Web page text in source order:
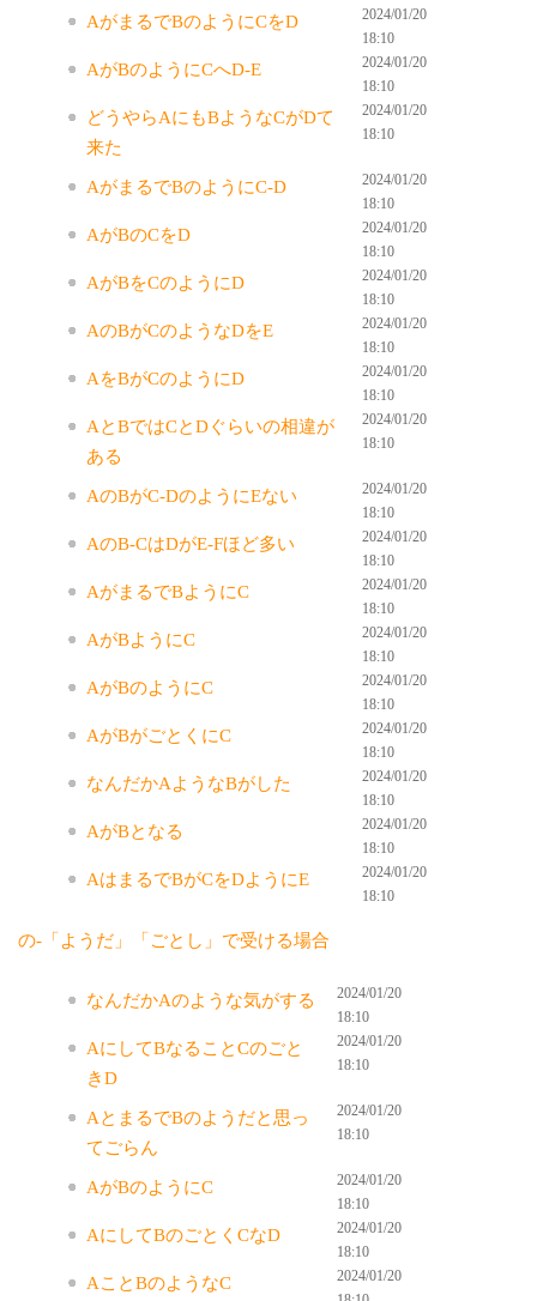
AがまるでBのようにCをD
2024/01/20
18:10
AがBのようにCへD-E
2024/01/20
18:10
どうやらAにもBようなCがDて
来た
2024/01/20
18:10
AがまるでBのようにC-D
2024/01/20
18:10
AがBのCをD
2024/01/20
18:10
AがBをCのようにD
2024/01/20
18:10
AのBがCのようなDをE
2024/01/20
18:10
AをBがCのようにD
2024/01/20
18:10
AとBではCとDぐらいの相違が
ある
2024/01/20
18:10
AのBがC-DのようにEない
2024/01/20
18:10
AのB-CはDがE-Fほど多い
2024/01/20
18:10
AがまるでBようにC
2024/01/20
18:10
AがBようにC
2024/01/20
18:10
AがBのようにC
2024/01/20
18:10
AがBがごとくにC
2024/01/20
18:10
なんだかAようなBがした
2024/01/20
18:10
AがBとなる
2024/01/20
18:10
AはまるでBがCをDようにE
2024/01/20
18:10
の-「ようだ」「ごとし」で受ける場合
なんだかAのような気がする
2024/01/20
18:10
AにしてBなることCのごと
きD
2024/01/20
18:10
AとまるでBのようだと思っ
てごらん
2024/01/20
18:10
AがBのようにC
2024/01/20
18:10
AにしてBのごとくCなD
2024/01/20
18:10
AことBのようなC
2024/01/20